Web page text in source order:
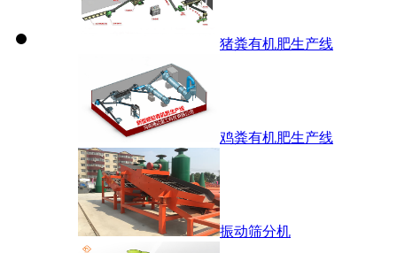
猪粪有机肥生产线
鸡粪有机肥生产线
振动筛分机